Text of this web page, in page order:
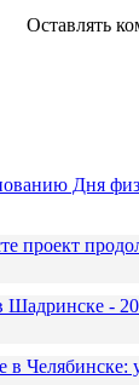
Оставлять
Дня
проект
Шадринске -
в